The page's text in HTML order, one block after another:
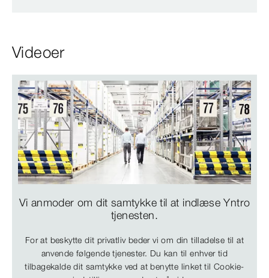
Videoer
Vi anmoder om dit samtykke til at indlæse Yntro
tjenesten.
For at beskytte dit privatliv beder vi om din tilladelse til at
anvende følgende tjenester. Du kan til enhver tid
tilbagekalde dit samtykke ved at benytte linket til Cookie-